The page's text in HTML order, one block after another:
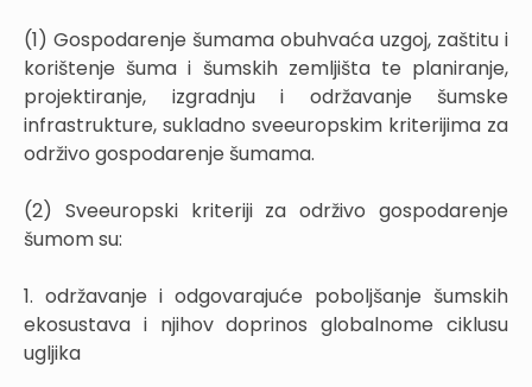
(1) Gospodarenje šumama obuhvaća uzgoj, zaštitu i
korištenje šuma i šumskih zemljišta te planiranje,
projektiranje, izgradnju i održavanje šumske
infrastrukture, sukladno sveeuropskim kriterijima za
održivo gospodarenje šumama.
(2) Sveeuropski kriteriji za održivo gospodarenje
šumom su:
1. održavanje i odgovarajuće poboljšanje šumskih
ekosustava i njihov doprinos globalnome ciklusu
ugljika